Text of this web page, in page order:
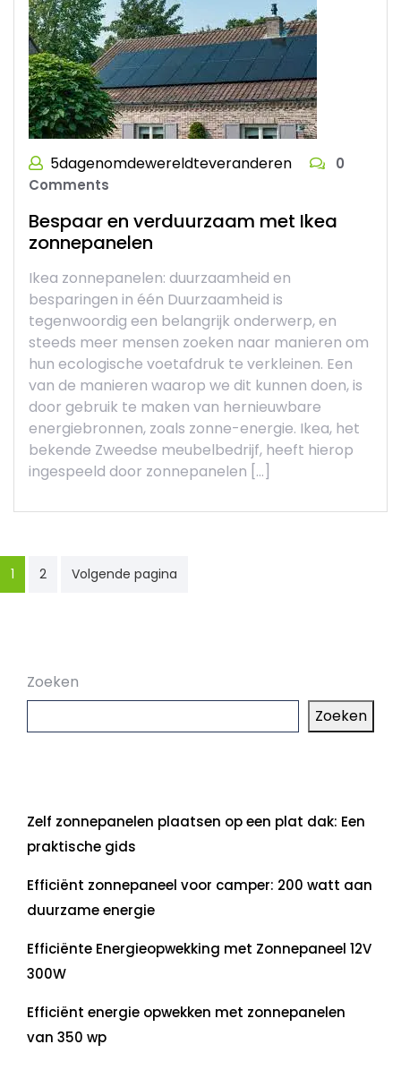
5dagenomdewereldteveranderen
0
Comments
Bespaar en verduurzaam met Ikea
zonnepanelen
Ikea zonnepanelen: duurzaamheid en
besparingen in één Duurzaamheid is
tegenwoordig een belangrijk onderwerp, en
steeds meer mensen zoeken naar manieren om
hun ecologische voetafdruk te verkleinen. Een
van de manieren waarop we dit kunnen doen, is
door gebruik te maken van hernieuwbare
energiebronnen, zoals zonne-energie. Ikea, het
bekende Zweedse meubelbedrijf, heeft hierop
ingespeeld door zonnepanelen […]
Berichten
paginering
1 2 Volgende pagina
Zoeken
Zoeken
Zelf zonnepanelen plaatsen op een plat dak: Een
praktische gids
Efficiënt zonnepaneel voor camper: 200 watt aan
duurzame energie
Efficiënte Energieopwekking met Zonnepaneel 12V
300W
Efficiënt energie opwekken met zonnepanelen
van 350 wp